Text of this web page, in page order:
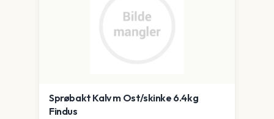
Sprøbakt Kalv m Ost/skinke 6.4kg
Findus